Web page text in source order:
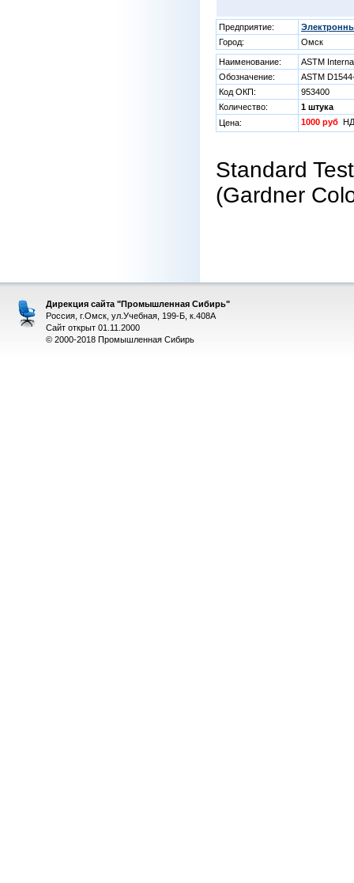
Предприятие:
Город:
Омск
Наименование:
ASTM
Обозначение:
ASTM
Код ОКП:
953400
Количество:
1 штука
Цена:
1000 руб
Standard
(Gardner
Дирекция сайта "Промышленная Сибирь"
Россия, г.Омск, ул.Учебная, 199-Б, к.408А
Сайт открыт 01.11.2000
© 2000-2018 Промышленная Сибирь